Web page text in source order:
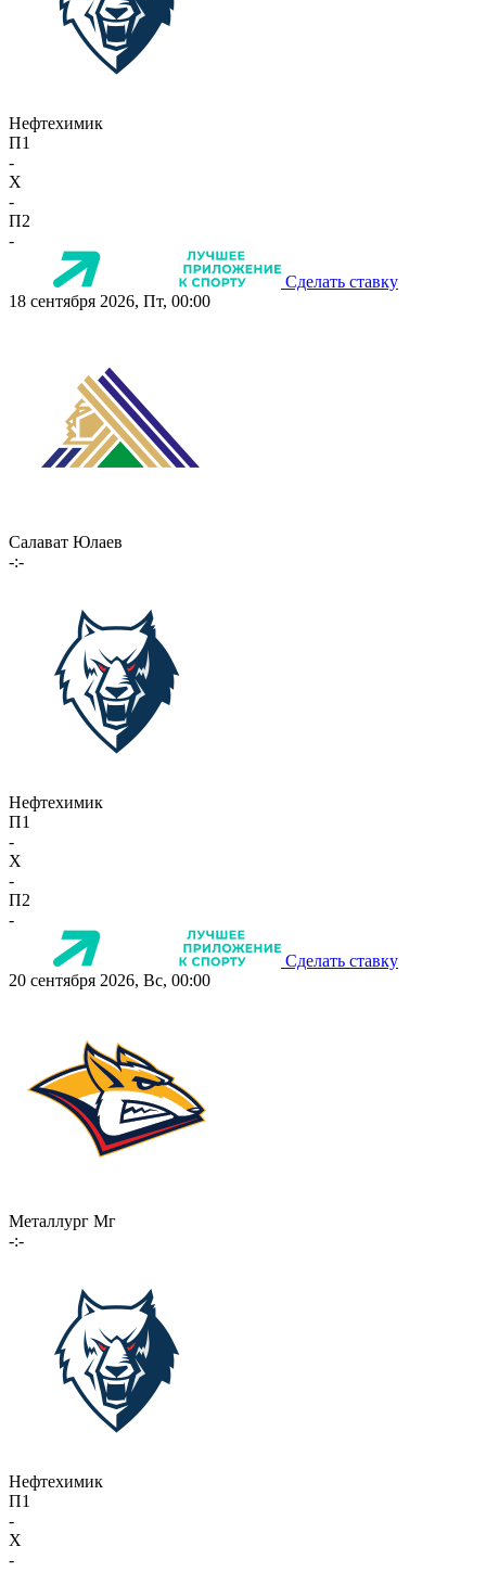
Нефтехимик
П1
-
X
-
П2
-
Сделать ставку
18 сентября 2026, Пт, 00:00
Салават Юлаев
-:-
Нефтехимик
П1
-
X
-
П2
-
Сделать ставку
20 сентября 2026, Вс, 00:00
Металлург Мг
-:-
Нефтехимик
П1
-
X
-